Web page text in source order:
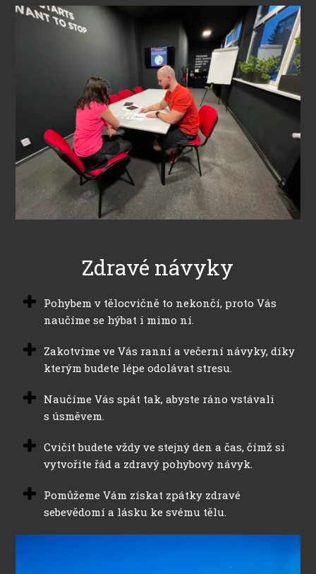
Zdravé návyky
Pohybem v tělocvičně to nekončí, proto Vás
naučíme se hýbat i mimo ní.
Zakotvíme ve Vás ranní a večerní návyky, díky
kterým budete lépe odolávat stresu.
Naučíme Vás spát tak, abyste ráno vstávali
s úsměvem.
Cvičit budete vždy ve stejný den a čas, čímž si
vytvoříte řád a zdravý pohybový návyk.
Pomůžeme Vám získat zpátky zdravé
sebevědomí a lásku ke svému tělu.